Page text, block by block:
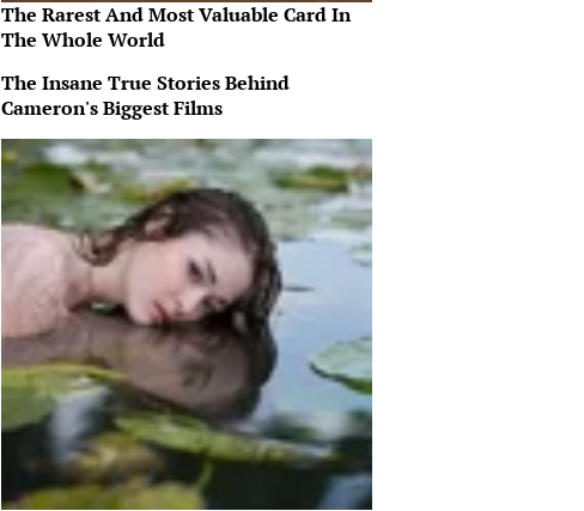
The Rarest And Most Valuable Card In
The Whole World
The Insane True Stories Behind
Cameron's Biggest Films